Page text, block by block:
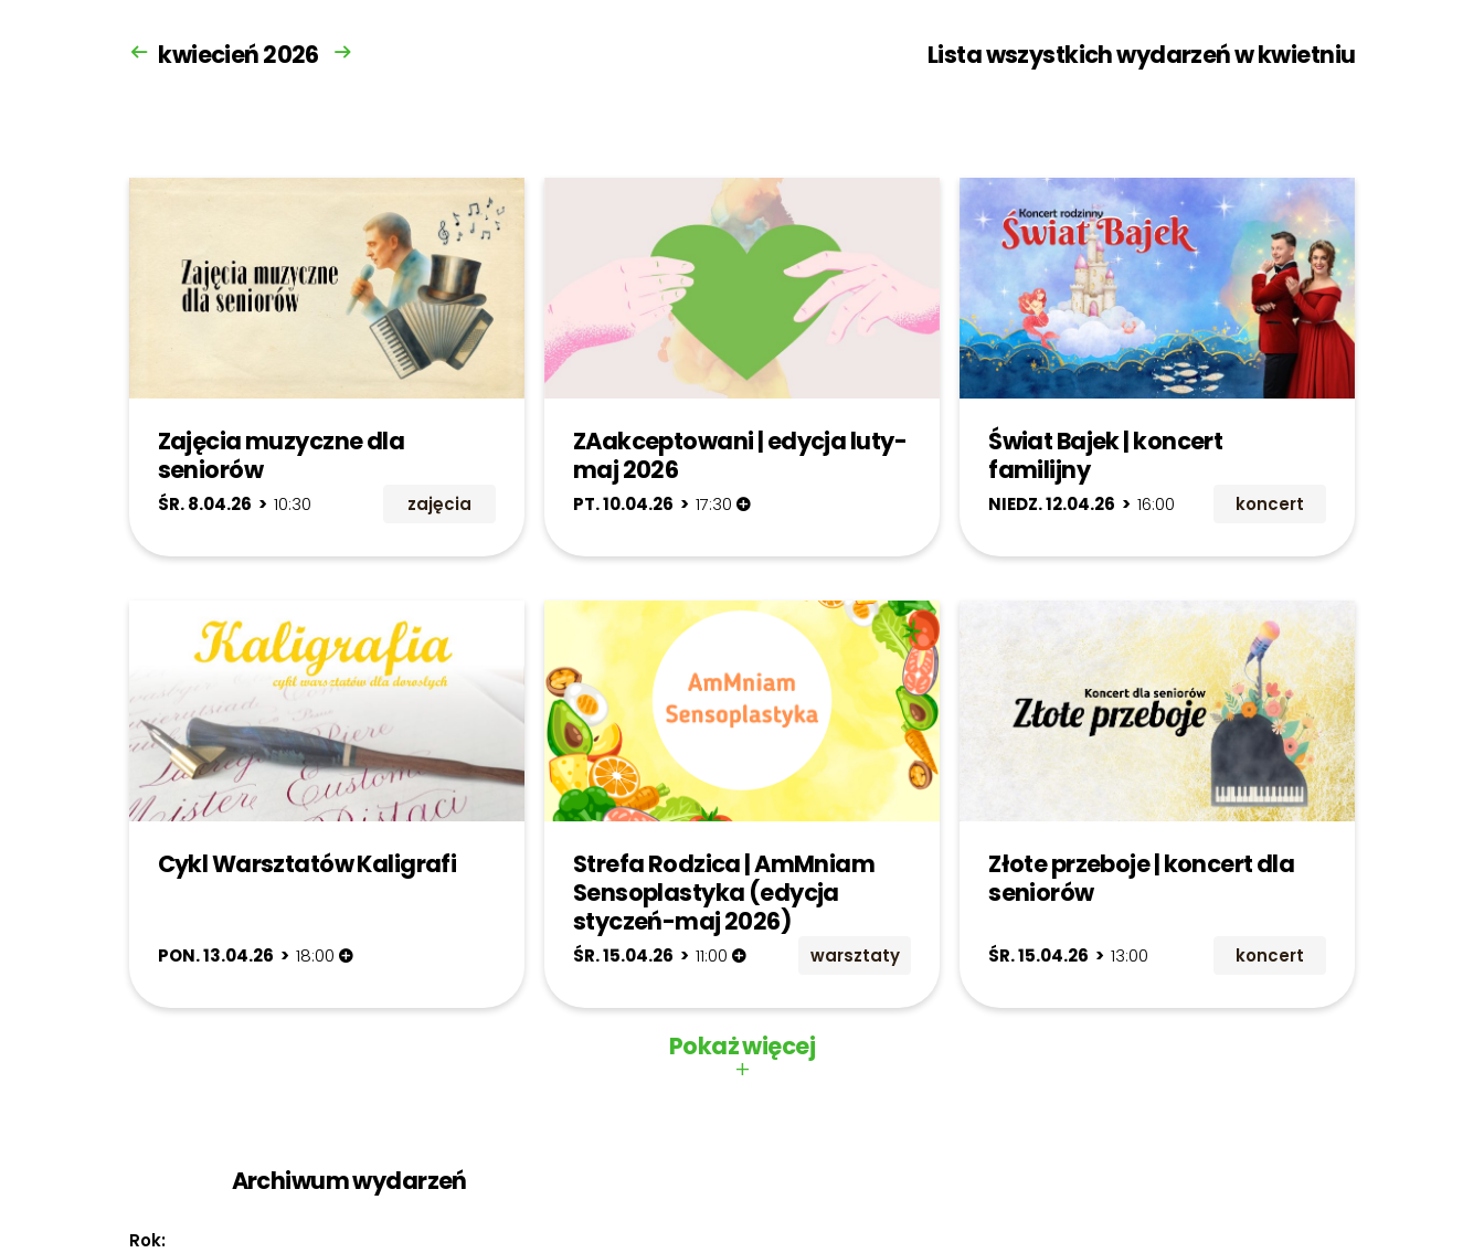
kwiecień 2026 Lista wszystkich wydarzeń w kwietniu
Zajęcia muzyczne dla
seniorów
ŚR. 8.04.26 > 10:30 zajęcia
ZAakceptowani | edycja luty-
maj 2026
PT. 10.04.26 > 17:30
Świat Bajek | koncert
familijny
NIEDZ. 12.04.26 >16:00 koncert
Cykl Warsztatów Kaligrafi
PON. 13.04.26 > 18:00
Strefa Rodzica | AmMniam
Sensoplastyka (edycja
styczeń-maj 2026)
ŚR. 15.04.26 > 11:00 warsztaty
Złote przeboje | koncert dla
seniorów
ŚR. 15.04.26 >13:00 koncert
Pokaż więcej
+
Archiwum wydarzeń
Rok: